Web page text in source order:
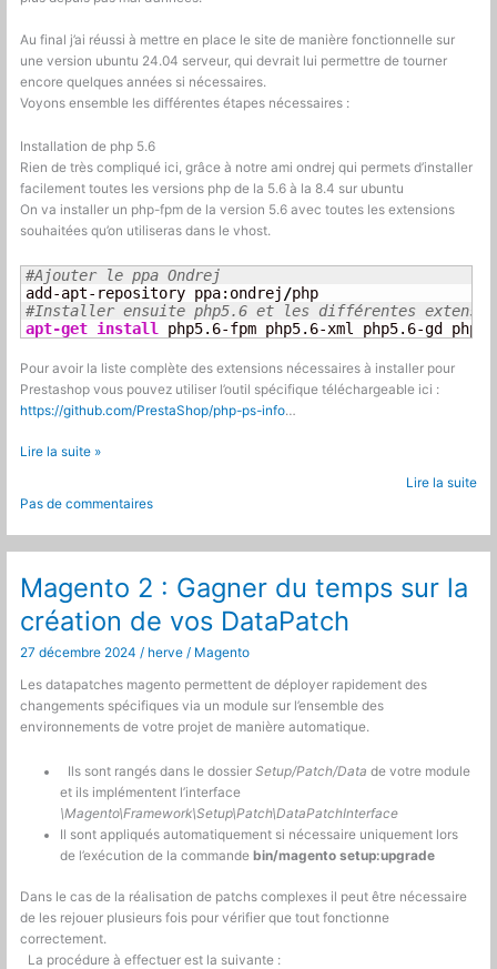
Au final j’ai réussi à mettre en place le site de manière fonctionnelle sur
une version ubuntu 24.04 serveur, qui devrait lui permettre de tourner
encore quelques années si nécessaires.
Voyons ensemble les différentes étapes nécessaires :
Installation de php 5.6
Rien de très compliqué ici, grâce à notre ami ondrej qui permets d’installer
facilement toutes les versions php de la 5.6 à la 8.4 sur ubuntu
On va installer un php-fpm de la version 5.6 avec toutes les extensions
souhaitées qu’on utiliseras dans le vhost.
#Ajouter le ppa Ondrej
add-apt-repository ppa:ondrej/
#Installer ensuite php5.6 et les différentes
apt-get install php5.6-fpm php5.6-xml php5.6-gd
Pour avoir la liste complète des extensions nécessaires à installer pour
Prestashop vous pouvez utiliser l’outil spécifique téléchargeable ici :
https://github.com/PrestaShop/php-ps-info…
Prestashop
un
serveur
récent
?
C’est
possible
Lire la suite »
Lire la suite
Pas de commentaires
Magento 2 : Gagner du temps sur la
création de vos DataPatch
27 décembre 2024 / herve / Magento
Les datapatches magento permettent de déployer rapidement des
changements spécifiques via un module sur l’ensemble des
environnements de votre projet de manière automatique.
Ils sont rangés dans le dossier Setup/Patch/Data de votre module
et ils implémentent l’interface
\Magento\Framework\Setup\Patch\DataPatchInterface
Il sont appliqués automatiquement si nécessaire uniquement lors
de l’exécution de la commande bin/magento setup:upgrade
Dans le cas de la réalisation de patchs complexes il peut être nécessaire
de les rejouer plusieurs fois pour vérifier que tout fonctionne
correctement.
La procédure à effectuer est la suivante :